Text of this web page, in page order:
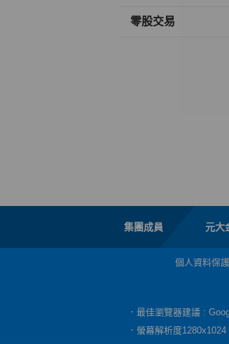
零股交易
集團成員 元大
個人資料保
．最佳瀏覽器建議 :
．螢幕解析度1280x1024